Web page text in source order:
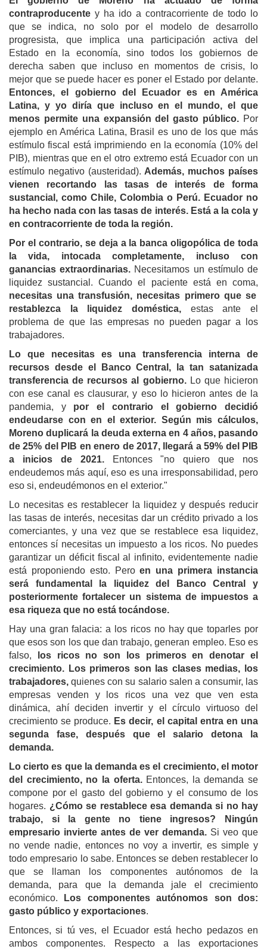
contraproducente y ha ido a contracorriente de todo lo
que se indica, no solo por el modelo de desarrollo
progresista, que implica una participación activa del
Estado en la economía, sino todos los gobiernos de
derecha saben que incluso en momentos de crisis, lo
mejor que se puede hacer es poner el Estado por delante.
Entonces, el gobierno del Ecuador es en América
Latina, y yo diría que incluso en el mundo, el que
menos permite una expansión del gasto público. Por
ejemplo en América Latina, Brasil es uno de los que más
estímulo fiscal está imprimiendo en la economía (10% del
PIB), mientras que en el otro extremo está Ecuador con un
estímulo negativo (austeridad). Además, muchos países
vienen recortando las tasas de interés de forma
sustancial, como Chile, Colombia o Perú. Ecuador no
ha hecho nada con las tasas de interés. Estáa la cola y
en contracorriente de toda la región.
Por el contrario, se deja a la banca oligopólica de toda
la vida, intocada completamente, incluso con
ganancias extraordinarias. Necesitamos un estímulo de
liquidez sustancial. Cuando el paciente está en coma,
necesitas una transfusión, necesitas primero que se
restablezca la liquidez doméstica, estas ante el
problema de que las empresas no pueden pagar a los
trabajadores.
Lo que necesitas es una transferencia interna de
recursos desde el Banco Central, la tan satanizada
transferencia de recursos al gobierno.Lo que hicieron
con ese canal es clausurar, y eso lo hicieron antes de la
pandemia, y por el contrario
el gobierno decidió
endeudarse conen el exterior. Según mis cálculos,
Moreno duplicará la deuda externa en 4 años, pasando
de 25% del PIB en enero de 2017, llegará a 59% del PIB
a inicios de 2021.Entonces "no quiero que nos
endeudemos más aquí, eso es una irresponsabilidad, pero
eso si, endeudémonos en el exterior."
Lo necesitas es restablecer la liquidez y después reducir
las tasas de interés, necesitas dar un crédito privado a los
comerciantes, y una vez que se restablece esa liquidez,
entonces sí necesitas un impuesto a los ricos. No puedes
garantizar un déficit fiscal al infinito, evidentemente nadie
está proponiendo esto. Peroen una primera instancia
será fundamental la liquidez del Banco Central y
posteriormente fortalecer un sistema de impuestos a
esa riqueza que no está tocándose.
Hay una gran falacia: a los ricos no hay que toparles por
que esos son los que dan trabajo, generan empleo. Eso es
falso, los ricos no son los primeros en denotar el
crecimiento. Los primeros son las clases medias, los
trabajadores, quienes con su salario salen a consumir, las
empresas venden y los ricos una vez que ven esta
dinámica, ahí deciden invertir y el círculo virtuoso del
crecimiento se produce. Es decir, el capital entra en una
segunda fase, después que el salario detona la
demanda.
Lo cierto es que la demanda es el crecimiento, el motor
del crecimiento, no la oferta.Entonces, la demanda se
compone por el gasto del gobierno y el consumo de los
hogares. ¿Cómo se restableceesa demanda si no hay
trabajo, si la gente no tiene ingresos? Ningún
empresario invierte antes de ver demanda. Si veo que
no vende nadie, entonces no voy a invertir, es simple y
todo empresario lo sabe. Entonces se deben restablecer lo
que se llaman los componentes autónomos de la
demanda, para que la demanda jale el crecimiento
económico.
Los componentes autónomos son dos:
gasto público y exportaciones.
Entonces, si tú ves, el Ecuador está hecho pedazos en
ambos componentes. Respecto a las exportaciones